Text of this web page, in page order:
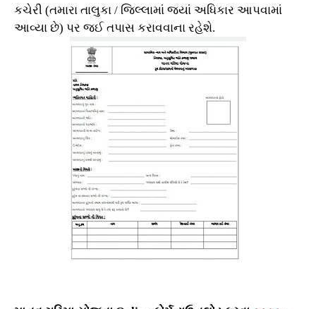
કચેરી (તમારા તાલુકા / જિલ્લામાં જ્યાં અધિકાર આપવામાં
આવ્યા છે) પર જઈ તપાસ કરાવવાના રહેશે.